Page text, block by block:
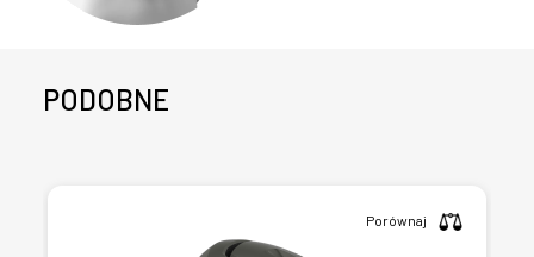
PODOBNE
Porównaj